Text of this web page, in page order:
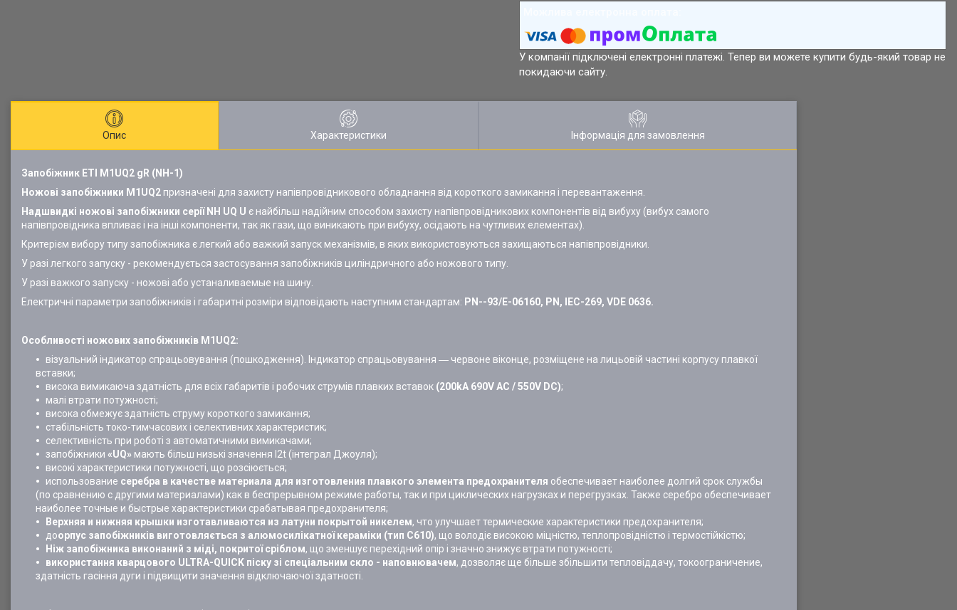
У компанії підключені електронні платежі. Тепер ви можете купити будь-який товар не
покидаючи сайту.
Опис Характеристики Інформація для замовлення
Запобіжник ETI M1UQ2 gR (NH-1)
Ножові запобіжники M1UQ2 призначені для захисту напівпровідникового обладнання від короткого замикання і перевантаження.
Надшвидкі ножові запобіжники серії NH UQ U є найбільш надійним способом захисту напівпровідникових компонентів від вибуху (вибух самого
напівпровідника впливає і на інші компоненти, так як гази, що виникають при вибуху, осідають на чутливих елементах).
Критерієм вибору типу запобіжника є легкий або важкий запуск механізмів, в яких використовуються захищаються напівпровідники.
У разі легкого запуску - рекомендується застосування запобіжників циліндричного або ножового типу.
У разі важкого запуску - ножові або устаналиваемые на шину.
Електричні параметри запобіжників і габаритні розміри відповідають наступним стандартам: PN--93/E-06160, PN, IEC-269, VDE 0636.
Особливості ножових запобіжників M1UQ2:
візуальний індикатор спрацьовування (пошкодження). Індикатор спрацьовування ― червоне віконце, розміщене на лицьовій частині корпусу плавкої
вставки;
висока вимикаюча здатність для всіх габаритів і робочих струмів плавких вставок (200kA 690V AC / 550V DC);
малі втрати потужності;
висока обмежує здатність струму короткого замикання;
стабільність токо-тимчасових і селективних характеристик;
селективність при роботі з автоматичними вимикачами;
запобіжники «UQ» мають більш низькі значення I2t (інтеграл Джоуля);
високі характеристики потужності, що розсіюється;
использование серебра в качестве материала для изготовления плавкого элемента предохранителя обеспечивает наиболее долгий срок службы
(по сравнению с другими материалами) как в беспрерывном режиме работы, так и при циклических нагрузках и перегрузках. Также серебро обеспечивает
наиболее точные и быстрые характеристики срабатывая предохранителя;
Верхняя и нижняя крышки изготавливаются из латуни покрытой никелем, что улучшает термические характеристики предохранителя;
доорпус запобіжників виготовляється з алюмосилікатної кераміки (тип С610), що володіє високою міцністю, теплопровідністю і термостійкістю;
Ніж запобіжника виконаний з міді, покритої сріблом, що зменшує перехідний опір і значно знижує втрати потужності;
використання кварцового ULTRA-QUICK піску зі спеціальним скло - наповнювачем, дозволяє ще більше збільшити тепловіддачу, токоограничение,
здатність гасіння дуги і підвищити значення відключаючої здатності.